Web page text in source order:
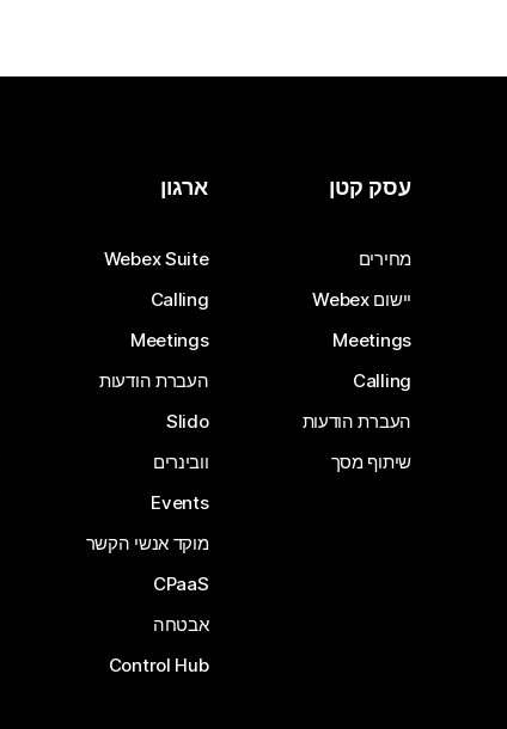
עסק קטן
מחירים
יישום Webex
Meetings
Calling
העברת הודעות
שיתוף מסך
ארגון
Webex Suite
Calling
Meetings
העברת הודעות
Slido
וובינרים
Events
מוקד אנשי הקשר
CPaaS
אבטחה
Control Hub